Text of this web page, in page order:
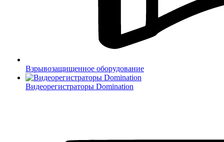
Взрывозащищенное оборудование
Видеорегистраторы Domination